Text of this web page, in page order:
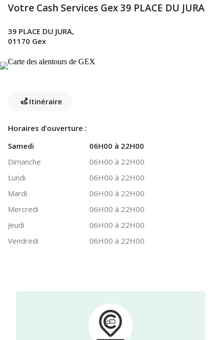
Votre Cash Services Gex 39 PLACE DU JURA
39 PLACE DU JURA,
01170 Gex
Itinéraire
Horaires d’ouverture :
Samedi
06H00 à 22H00
Dimanche
06H00 à 22H00
Lundi
06H00 à 22H00
Mardi
06H00 à 22H00
Mercredi
06H00 à 22H00
Jeudi
06H00 à 22H00
Vendredi
06H00 à 22H00